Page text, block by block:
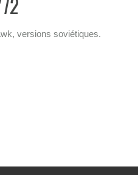
versions soviétiques.